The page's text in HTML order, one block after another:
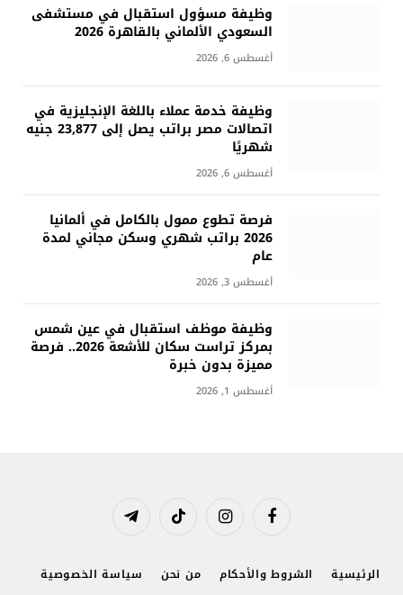
وظيفة مسؤول استقبال في مستشفى
السعودي الألماني بالقاهرة 2026
أغسطس 6, 2026
وظيفة خدمة عملاء باللغة الإنجليزية في
اتصالات مصر براتب يصل إلى 23,877 جنيه
شهريًا
أغسطس 6, 2026
فرصة تطوع ممول بالكامل في ألمانيا
2026 براتب شهري وسكن مجاني لمدة
عام
أغسطس 3, 2026
وظيفة موظف استقبال في عين شمس
بمركز تراست سكان للأشعة 2026.. فرصة
مميزة بدون خبرة
أغسطس 1, 2026
فيسبوك الانستغرامتيكتوك تيلقرام
الرئيسية الشروط والأحكام من نحن
سياسة الخصوصية